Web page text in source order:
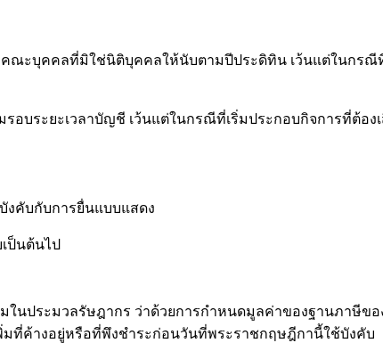
ที่มิใช่นิติบุคคลให้นับตามปีประดิทิน เว้นแต่ในกรณีที่เริ่
เวลาบัญชี เว้นแต่ในกรณีที่เริ่มประกอบกิจการที่ต้องเสี
คับกับการยื่นแบบแสดง
ป็นต้นไป
ประมวลรัษฎากร ว่าด้วยการกำหนดมูลค่าของฐานภาษีขอ
มที่ค้างอยู่หรือที่พึงชำระก่อนวันที่พระราชกฤษฎีกานี้ใช้บังคับ